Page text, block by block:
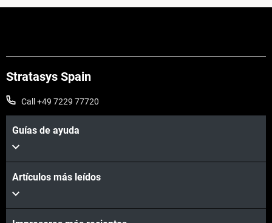
Stratasys Spain
Call +49 7229 77720
Guías de ayuda
Artículos más leídos